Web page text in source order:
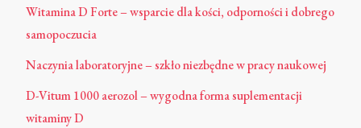
Witamina D Forte – wsparcie dla kości, odporności i dobrego
samopoczucia
Naczynia laboratoryjne – szkło niezbędne w pracy naukowej
D-Vitum 1000 aerozol – wygodna forma suplementacji
witaminy D